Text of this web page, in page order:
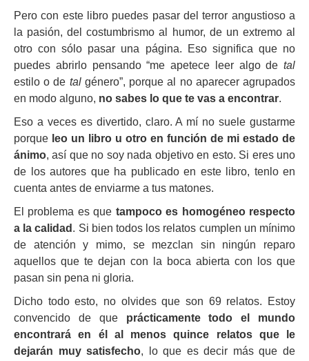
Pero con este libro puedes pasar del terror angustioso a
la pasión, del costumbrismo al humor, de un extremo al
otro con sólo pasar una página. Eso significa que no
puedes abrirlo pensando “me apetece leer algo de tal
estilo o de talgénero”, porque al no aparecer agrupados
en modo alguno, no sabes lo que te vas a encontrar.
Eso a veces es divertido, claro. A mí no suele gustarme
porque leo un libro u otro en función de mi estado de
ánimo, así que no soy nada objetivo en esto. Si eres uno
de los autores que ha publicado en este libro, tenlo en
cuenta antes de enviarme a tus matones.
El problema es que tampoco es homogéneo respecto
a la calidad . Si bien todos los relatos cumplen un mínimo
de atención y mimo, se mezclan sin ningún reparo
aquellos que te dejan con la boca abierta con los que
pasan sin pena ni gloria.
Dicho todo esto, no olvides que son 69 relatos. Estoy
convencido de que prácticamente todo el mundo
encontrará en él al menos quince relatos que le
dejarán muy satisfecho, lo que es decir más que de